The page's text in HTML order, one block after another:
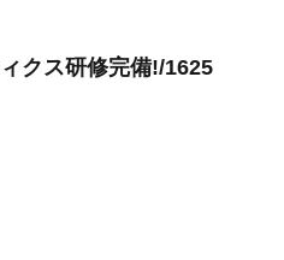
クス研修完備!/1625